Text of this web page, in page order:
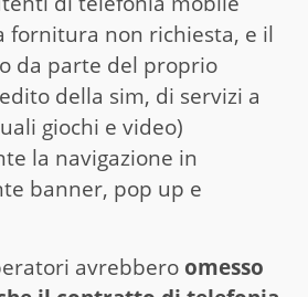
fornitura non richiesta, e il
da parte del proprio
della sim, di servizi a
giochi e video)
la navigazione in
banner, pop up e
avrebbero omesso